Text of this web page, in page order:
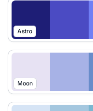
Astro
Moon